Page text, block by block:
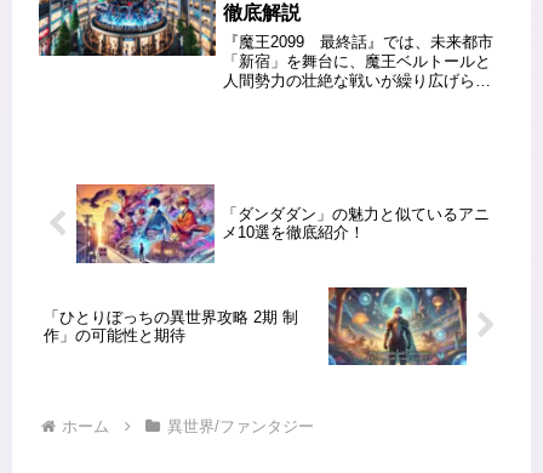
徹底解説
『魔王2099 最終話』では、未来都市
「新宿」を舞台に、魔王ベルトールと
人間勢力の壮絶な戦いが繰り広げられ
「ダンダダン」の魅力と似ているアニ
メ10選を徹底紹介！
「ひとりぼっちの異世界攻略 2期 制
作」の可能性と期待
ホーム 異世界/ファンタジー